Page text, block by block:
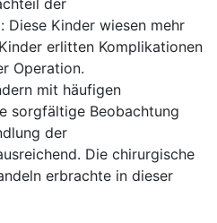
der
Diese Kinder wiesen mehr
erlitten Komplikationen
Operation.
mit häufigen
sorgfältige Beobachtung
der
Die chirurgische
erbrachte in dieser